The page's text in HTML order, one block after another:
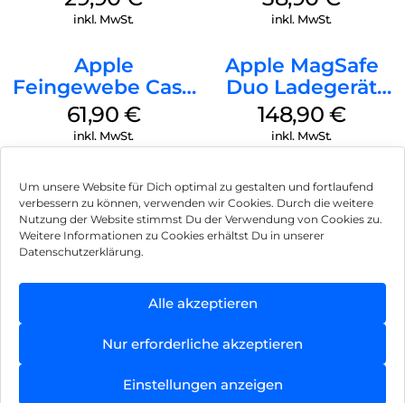
Um unsere Website für Dich optimal zu gestalten und fortlaufend
verbessern zu können, verwenden wir Cookies. Durch die weitere
Nutzung der Website stimmst Du der Verwendung von Cookies zu.
Weitere Informationen zu Cookies erhältst Du in unserer
Datenschutzerklärung.
Alle akzeptieren
Nur erforderliche akzeptieren
Einstellungen anzeigen
Transparent
inkl. MwSt.
Ultramarine
inkl. MwSt.
Apple
Feingewebe Case
iPhone 15 Pro
MagSafe Schwarz
61,90 €
inkl. MwSt.
Apple MagSafe
Duo Ladegerät
Weiß
148,90 €
inkl. MwSt.
Impressum
Hinweis zur Batterieentsorgung